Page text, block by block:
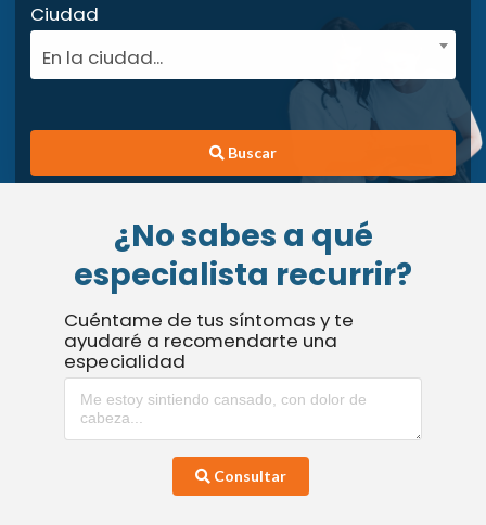
Ciudad
En la ciudad...
Buscar
¿No sabes a qué
especialista recurrir?
Cuéntame de tus síntomas y te
ayudaré a recomendarte una
especialidad
Consultar